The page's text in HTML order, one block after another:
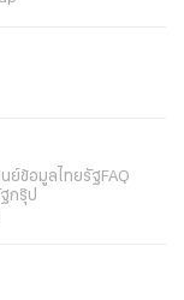
ย์ข้อมูลไทยรัฐFAQ
กรุ๊ป